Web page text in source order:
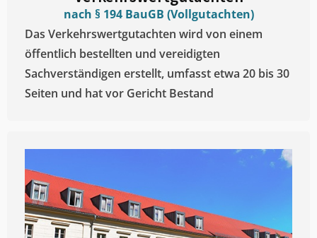
nach § 194 BauGB (Vollgutachten)
Das Verkehrswertgutachten wird von einem
öffentlich bestellten und vereidigten
Sachverständigen erstellt, umfasst etwa 20 bis 30
Seiten und hat vor Gericht Bestand